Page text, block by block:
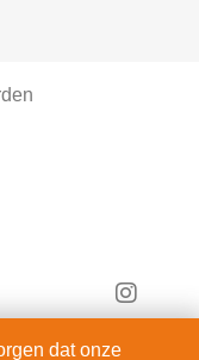
dat onze